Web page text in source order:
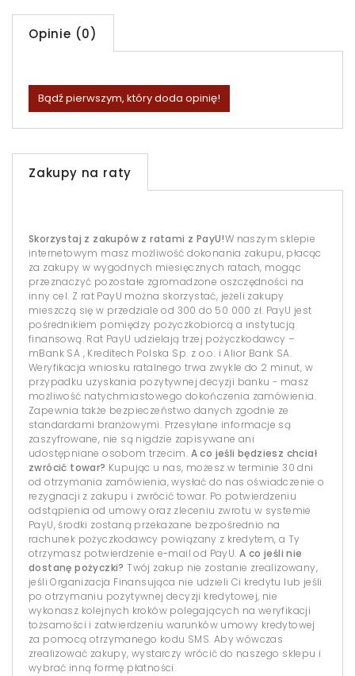
Opinie (0)
Bądź pierwszym, który doda opinię!
Zakupy na raty
Skorzystaj z zakupów z ratami z PayU!W naszym sklepie
internetowym masz możliwość dokonania zakupu, płacąc
za zakupy w wygodnych miesięcznych ratach, mogąc
przeznaczyć pozostałe zgromadzone oszczędności na
inny cel. Z rat PayU można skorzystać, jeżeli zakupy
mieszczą się w przedziale od 300 do 50 000 zł. PayU jest
pośrednikiem pomiędzy pożyczkobiorcą a instytucją
finansową. Rat PayU udzielają trzej pożyczkodawcy –
mBank SA , Kreditech Polska Sp. z o.o. i Alior Bank SA.
Weryfikacja wniosku ratalnego trwa zwykle do 2 minut, w
przypadku uzyskania pozytywnej decyzji banku - masz
możliwość natychmiastowego dokończenia zamówienia.
Zapewnia także bezpieczeństwo danych zgodnie ze
standardami branżowymi. Przesyłane informacje są
zaszyfrowane, nie są nigdzie zapisywane ani
udostępniane osobom trzecim. A co jeśli będziesz chciał
zwrócić towar? Kupując u nas, możesz w terminie 30 dni
od otrzymania zamówienia, wysłać do nas oświadczenie o
rezygnacji z zakupu i zwrócić towar. Po potwierdzeniu
odstąpienia od umowy oraz zleceniu zwrotu w systemie
PayU, środki zostaną przekazane bezpośrednio na
rachunek pożyczkodawcy powiązany z kredytem, a Ty
otrzymasz potwierdzenie e-mail od PayU. A co jeśli nie
dostanę pożyczki? Twój zakup nie zostanie zrealizowany,
jeśli Organizacja Finansująca nie udzieli Ci kredytu lub jeśli
po otrzymaniu pozytywnej decyzji kredytowej, nie
wykonasz kolejnych kroków polegających na weryfikacji
tożsamości i zatwierdzeniu warunków umowy kredytowej
za pomocą otrzymanego kodu SMS. Aby wówczas
zrealizować zakupy, wystarczy wrócić do naszego sklepu i
wybrać inną formę płatności.